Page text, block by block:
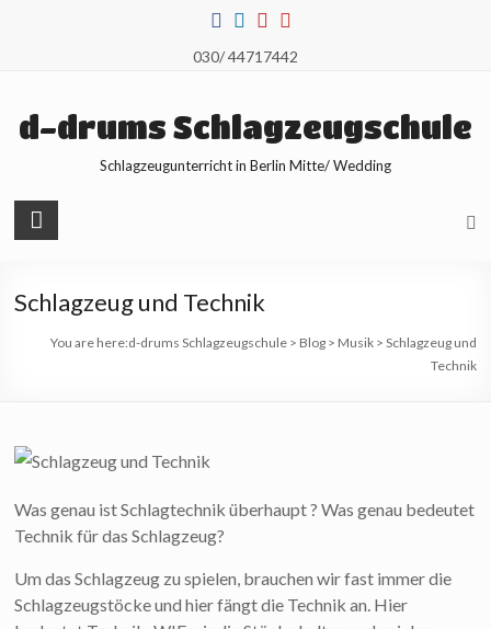
030/ 44717442
d-drums Schlagzeugschule
Schlagzeugunterricht in Berlin Mitte/ Wedding
Schlagzeug und Technik
You are here:d-drums Schlagzeugschule> Blog> Musik> Schlagzeug und
Technik
Was genau ist Schlagtechnik überhaupt ? Was genau bedeutet
Technik für das Schlagzeug?
Um das Schlagzeug zu spielen, brauchen wir fast immer die
Schlagzeugstöcke und hier fängt die Technik an. Hier